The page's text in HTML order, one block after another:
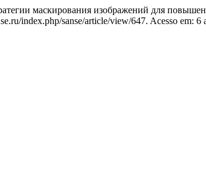
маскирования изображений для
index.php/sanse/article/view/647. Acesso em: 6